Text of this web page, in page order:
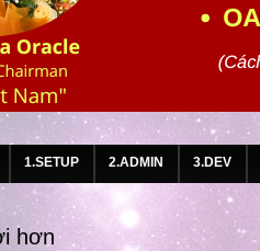
1.SETUP 2.ADMIN 3.DEV
hơn